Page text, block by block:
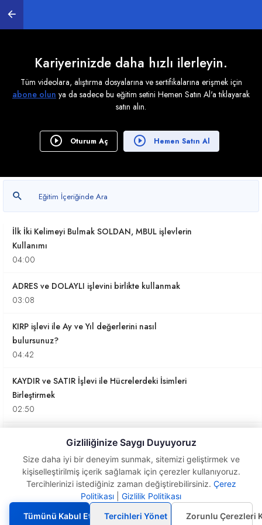
Kariyerinizde daha hızlı ilerleyin.
Tüm videolara, alıştırma dosyalarına ve sertifikalarına erişmek için
abone olun ya da sadece bu eğitim setini Hemen Satın Al'a tıklayarak
satın alın.
Oturum Aç Hemen Satın Al
03:53
Excel'de 0'dan sonra en küçük/büyük değeri
bulmak
NSAT ve TAMSAYI İşlevleri ile ondalıklı sayıların
tamsayı kısımlarını almak
KAYDIR ve SATIR İşlevi ile Toplamları Almak
İlk İki Kelimeyi Bulmak SOLDAN, MBUL işlevlerin
Kullanımı
04:00
ADRES ve DOLAYLI işlevini birlikte kullanmak
03:08
KIRP işlevi ile Ay ve Yıl değerlerini nasıl
bulursunuz?
04:42
KAYDIR ve SATIR İşlevi ile Hücrelerdeki İsimleri
Birleştirmek
02:50
kullanarak ayrı bir alana listelemek
14:38
DOLAYLI, ADRES, KAÇINCI ile seçilen değerlerin
karşılıklarını bulmak
05:00
NSAT ve TAMSAYI İşlevleri ile
ondalıklı sayıların tamsayı
kısımlarını almak
Gizliliğinize Saygı Duyuyoruz
Size daha iyi bir deneyim sunmak, sitemizi geliştirmek ve
kişiselleştirilmiş içerik sağlamak için çerezler kullanıyoruz.
Tercihlerinizi istediğiniz zaman değiştirebilirsiniz. Çerez
Politikası
Gizlilik Politikası
Tümünü Kabul Et
Tercihleri Yönet Zorunlu Çerezleri